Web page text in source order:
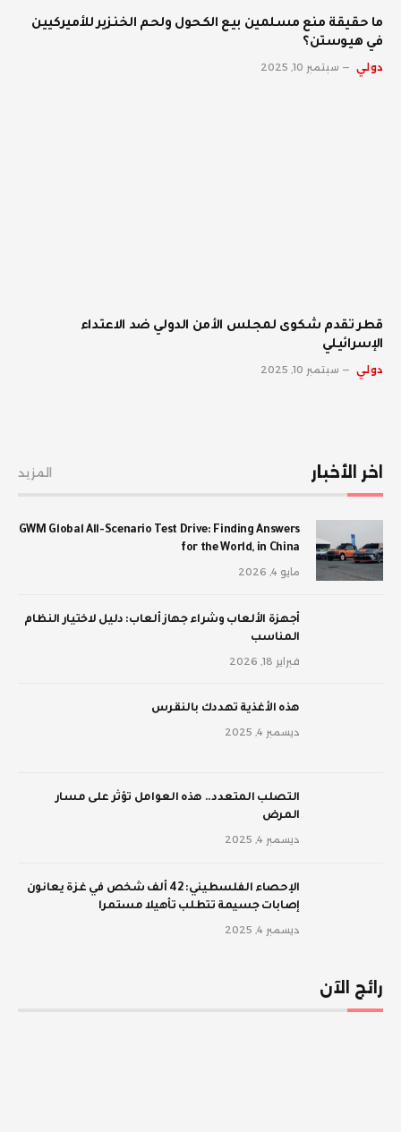
ما حقيقة منع مسلمين بيع الكحول ولحم الخنزير للأميركيين
في هيوستن؟
دولي سبتمبر 10, 2025
قطر تقدم شكوى لمجلس الأمن الدولي ضد الاعتداء
الإسرائيلي
دولي سبتمبر 10, 2025
اخر الأخبار المزيد
GWM Global All-Scenario Test Drive: Finding Answers
for the World, in China
مايو 4, 2026
أجهزة الألعاب وشراء جهاز ألعاب: دليل لاختيار النظام
المناسب
فبراير 18, 2026
‫هذه الأغذية تهددك بالنقرس
ديسمبر 4, 2025
‫التصلب المتعدد.. هذه العوامل تؤثر على مسار
المرض
ديسمبر 4, 2025
الإحصاء الفلسطيني: 42 ألف شخص في غزة يعانون
إصابات جسيمة تتطلب تأهيلا مستمرا
ديسمبر 4, 2025
رائج الآن